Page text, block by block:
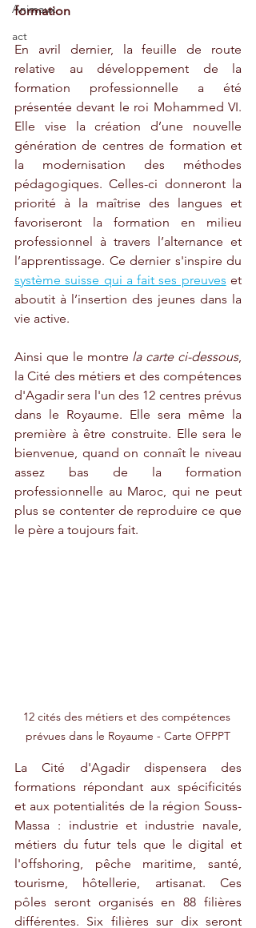
Animaux
act
formation
En avril dernier, la feuille de route
relative au développement de la
formation professionnelle a été
présentée devant le roi Mohammed VI.
Elle vise la création d’une nouvelle
génération de centres de formation et
la modernisation des méthodes
pédagogiques. Celles-ci donneront la
priorité à la maîtrise des langues et
favoriseront la formation en milieu
professionnel à travers l’alternance et
système suisse qui a fait ses preuves et
aboutit à l’insertion des jeunes dans la
vie active.
Ainsi que le montre la carte ci-dessous,
la Cité des métiers et des compétences
d'Agadir sera l'un des 12 centres prévus
dans le Royaume. Elle sera même la
première à être construite. Elle sera le
bienvenue, quand on connaît le niveau
assez bas de la formation
professionnelle au Maroc, qui ne peut
plus se contenter de reproduire ce que
le père a toujours fait.
12 cités des métiers et des compétences
prévues dans le Royaume - Carte OFPPT
La Cité d'Agadir dispensera des
formations répondant aux spécificités
et aux potentialités de la région Souss-
Massa : industrie et industrie navale,
métiers du futur tels que le digital et
l'offshoring, pêche maritime, santé,
tourisme, hôtellerie, artisanat. Ces
pôles seront organisés en 88 filières
différentes. Six filières sur dix seront